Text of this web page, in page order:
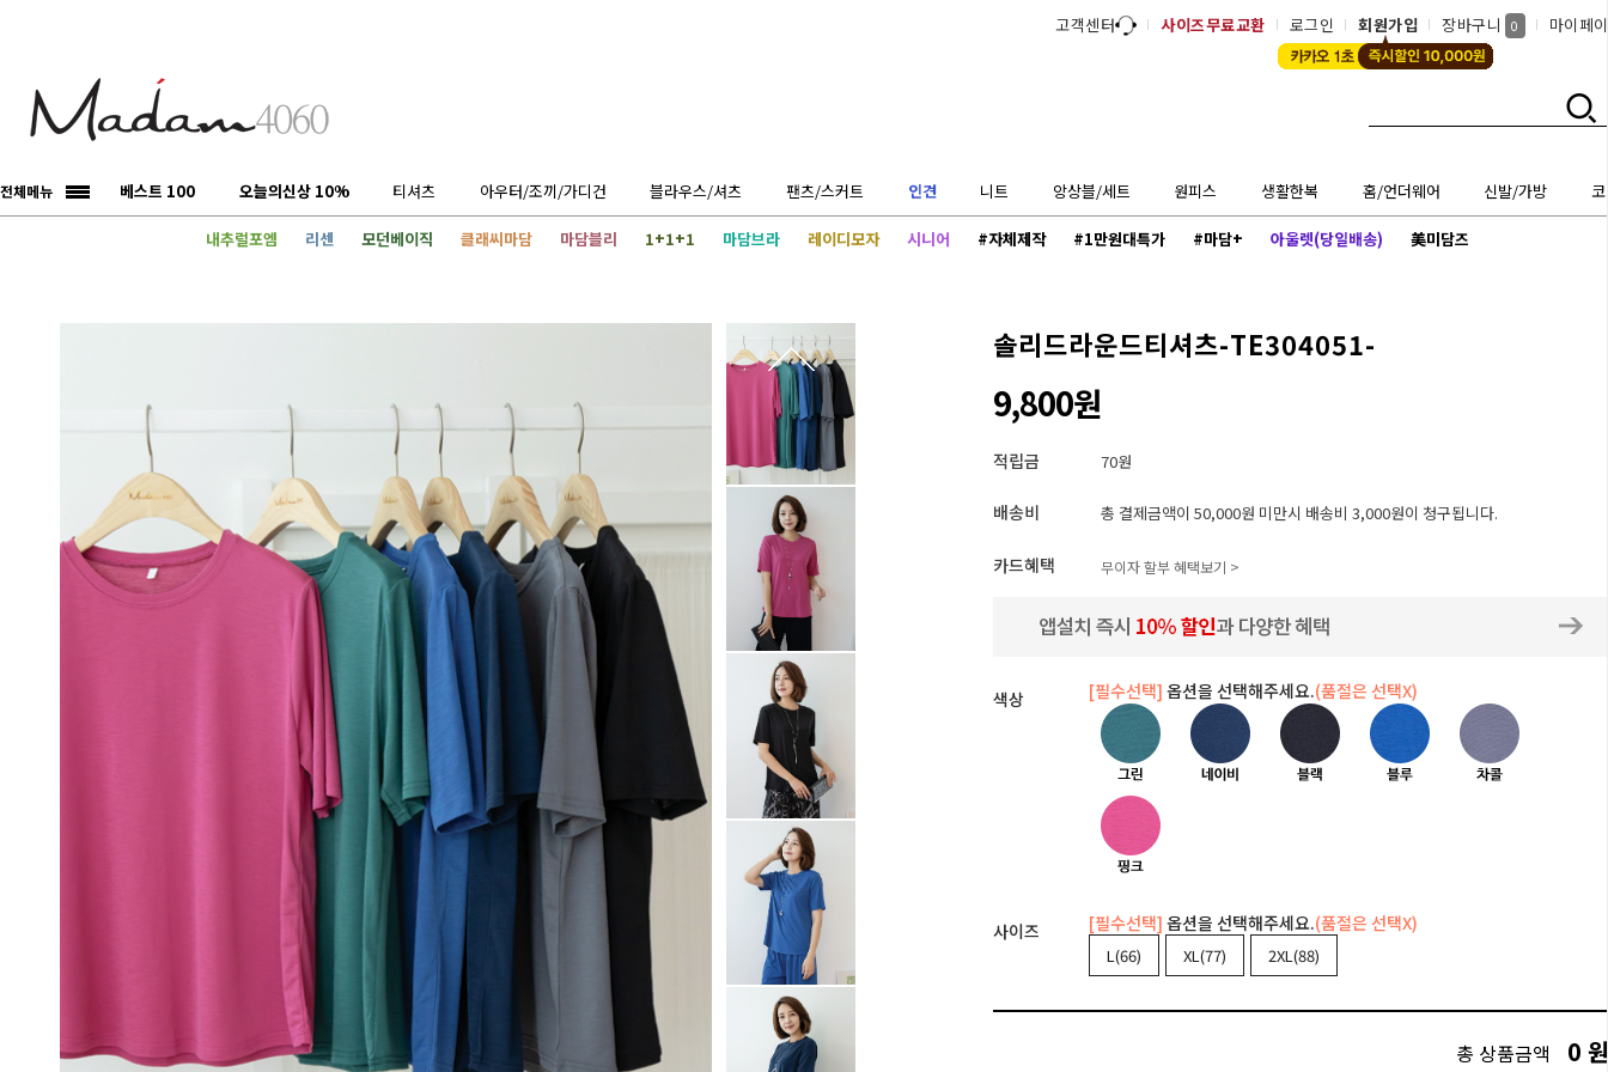
고객센터 사이즈무료교환 로그인 회원가입 장바구니 0 마이페
전체메뉴 베스트 100 오늘의신상 10% 티셔츠 아우터/조끼/가디건 블라우스/셔츠 팬츠/스커트 인견 니트 앙상블/세트 원피스 생활한복 홈/언더웨어 신발/가방
내추럴포엠 리센 모던베이직 클래씨마담 마담블리 1+1+1 마담브라 레이디모자 시니어 #자체제작 #1만원대특가 #마담+ 아울렛(당일배송) 美미담즈
솔리드라운드티셔츠-TE304051-
9,800원
적립금 70원
배송비 총 결제금액이 50,000원 미만시 배송비 3,000원이 청구됩니다.
카드혜택 무이자 할부 혜택보기 >
색상 [필수선택] 옵션을 선택해주세요.(품절은 선택X)
사이즈 [필수선택] 옵션을 선택해주세요.(품절은 선택X)
L(66) XL(77) 2XL(88)
총 상품금액 0 원